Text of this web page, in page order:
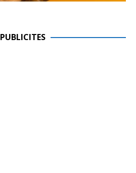
PUBLICITES